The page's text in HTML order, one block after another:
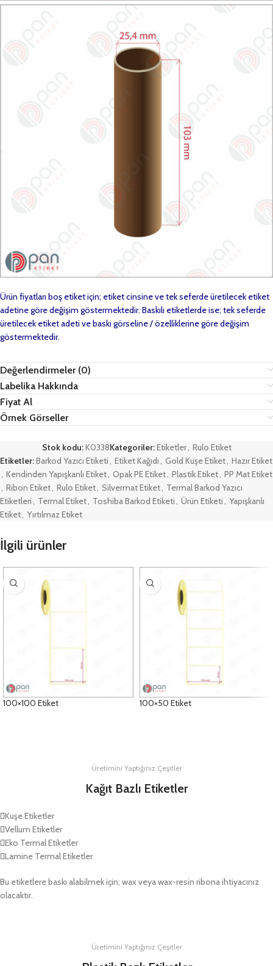
Ürün fiyatları boş etiket için; etiket cinsine ve tek seferde üretilecek etiket
adetine göre değişim göstermektedir. Baskılı etiketlerde ise; tek seferde
üretilecek etiket adeti ve baskı görseline / özelliklerine göre değişim
göstermektedir.
Değerlendirmeler (0)
Labelika Hakkında
Fiyat Al
Örnek Görseller
Stok kodu:K0338Kategoriler:Etiketler, Rulo Etiket
Etiketler:Barkod Yazıcı Etiketi, Etiket Kağıdı, Gold Kuşe Etiket, Hazır Etiket
, Kendinden Yapışkanlı Etiket, Opak PE Etiket, Plastik Etiket, PP Mat Etiket
, Ribon Etiket, Rulo Etiket, Silvermat Etiket, Termal Barkod Yazıcı
Etiketleri, Termal Etiket, Toshiba Barkod Etiketi, Ürün Etiketi, Yapışkanlı
Etiket, Yırtılmaz Etiket
İlgili ürünler
100×100 Etiket 100×50 Etiket
Üretimini Yaptığınız Çeşitler
Kağıt Bazlı Etiketler
Kuşe Etiketler
Vellum Etiketler
Eko Termal Etiketler
Lamine Termal Etiketler
Bu etiketlere baskı alabilmek için; wax veya wax-resin ribona ihtiyacınız
olacaktır.
Üretimini Yaptığınız Çeşitler